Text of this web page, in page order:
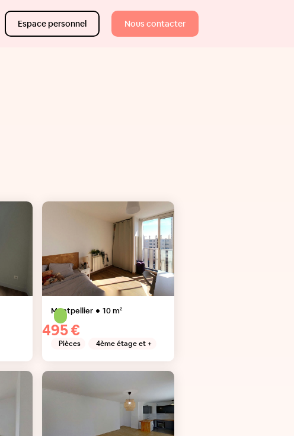
Espace personnel Nous contacter
Montpellier 10m²
495 €
Pièces 4ème étage et +